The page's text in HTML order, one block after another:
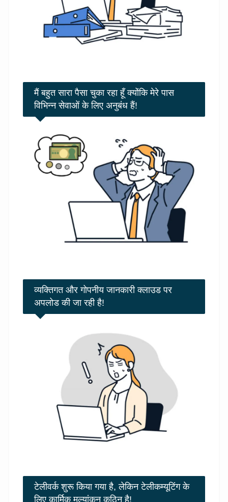
मैं बहुत सारा पैसा चुका रहा हूँ क्योंकि मेरे पास
विभिन्न सेवाओं के लिए अनुबंध हैं!
व्यक्तिगत और गोपनीय जानकारी क्लाउड पर
अपलोड की जा रही है!
टेलीवर्क शुरू किया गया है, लेकिन टेलीकम्यूटिंग के
लिए कार्मिक मूल्यांकन कठिन है!